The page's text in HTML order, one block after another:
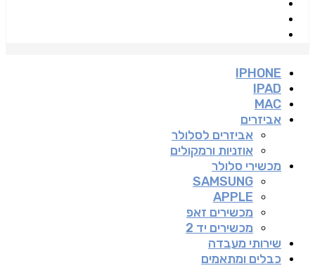
IPHONE
IPAD
MAC
אביזרים
אביזרים לסלולר
אוזניות ורמקולים
מכשירי סלולר
SAMSUNG
APPLE
מכשירים זאפ
מכשירים יד 2
שירותי מעבדה
כבלים ומתאמים